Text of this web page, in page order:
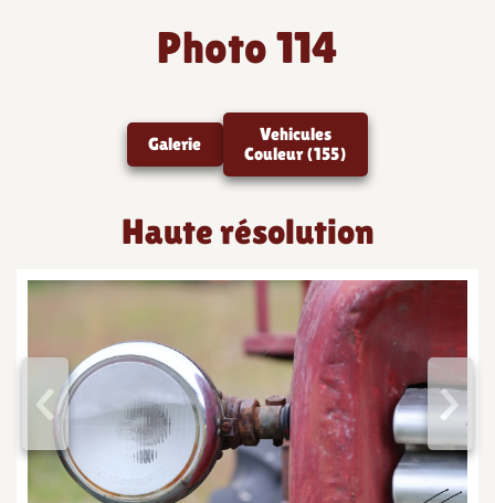
Photo 114
Galerie
Vehicules
Couleur (155)
Haute résolution
< >